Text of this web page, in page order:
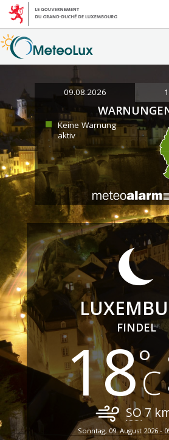
09.08.2026
Keine Warnung
aktiv
FINDEL
18
SO7
Sonntag, 09. August 2026 -